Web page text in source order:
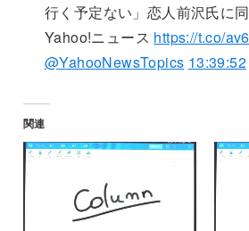
行く予定ない」恋人前沢氏に
Yahoo!ニュース https://t.co/
@YahooNewsTopics 13:39:52
関連